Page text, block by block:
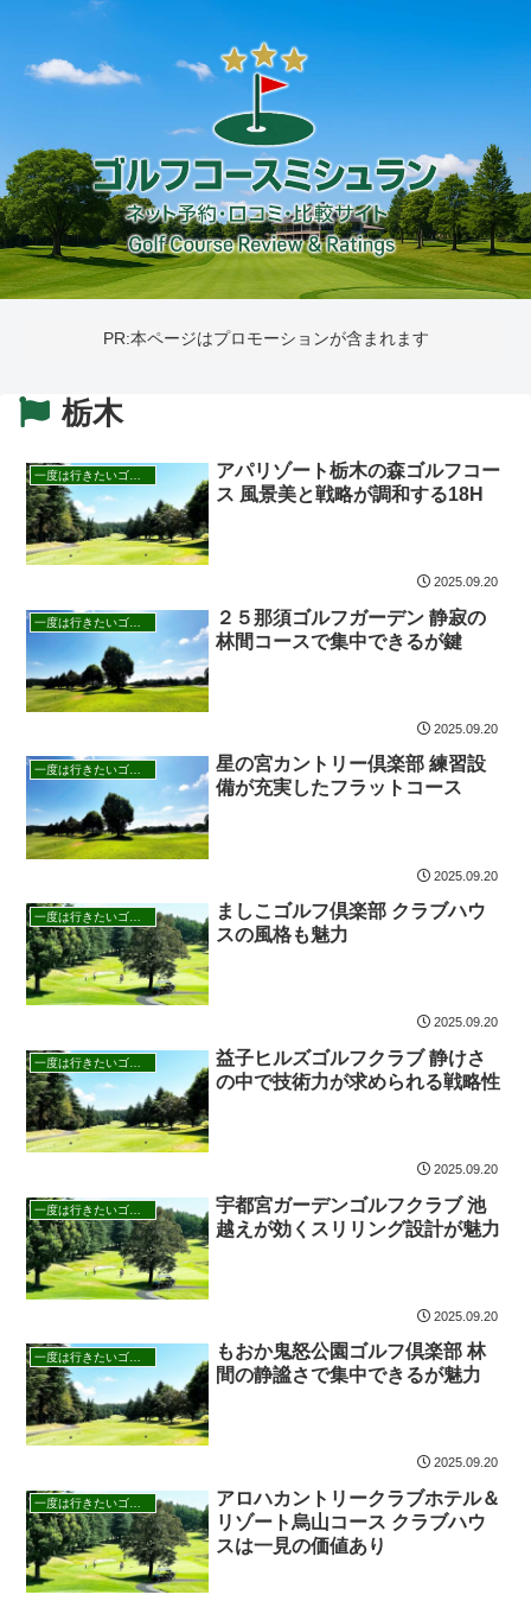
PR:本ページはプロモーションが含まれます
栃木
一度は行きたいゴルフ場
アパリゾート栃木の森ゴルフコー
ス 風景美と戦略が調和する18H
2025.09.20
一度は行きたいゴルフ場
２５那須ゴルフガーデン 静寂の
林間コースで集中できるが鍵
2025.09.20
一度は行きたいゴルフ場
星の宮カントリー倶楽部 練習設
備が充実したフラットコース
2025.09.20
一度は行きたいゴルフ場
ましこゴルフ倶楽部 クラブハウ
スの風格も魅力
2025.09.20
一度は行きたいゴルフ場
益子ヒルズゴルフクラブ 静けさ
の中で技術力が求められる戦略性
2025.09.20
一度は行きたいゴルフ場
宇都宮ガーデンゴルフクラブ 池
越えが効くスリリング設計が魅力
2025.09.20
一度は行きたいゴルフ場
もおか鬼怒公園ゴルフ倶楽部 林
間の静謐さで集中できるが魅力
2025.09.20
一度は行きたいゴルフ場
アロハカントリークラブホテル＆
リゾート烏山コース クラブハウ
スは一見の価値あり